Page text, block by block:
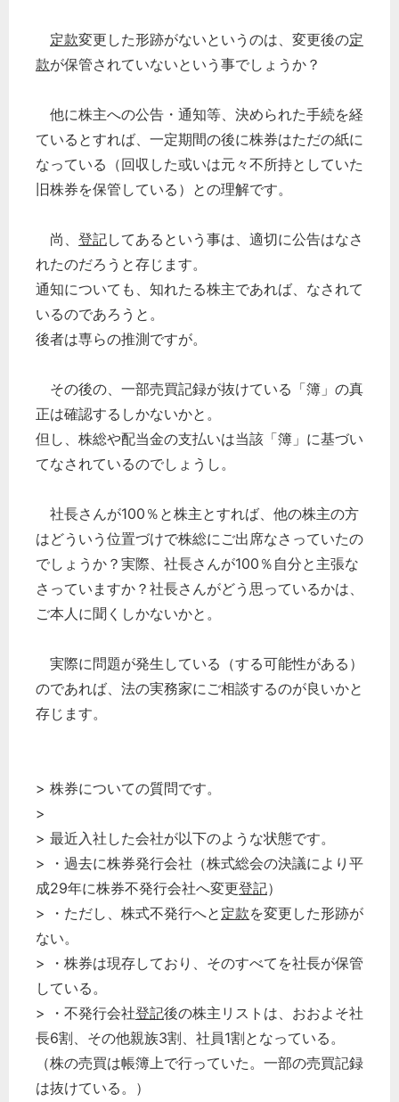
定款変更した形跡がないというのは、変更後の定
款が保管されていないという事でしょうか？
他に株主への公告・通知等、決められた手続を経
ているとすれば、一定期間の後に株券はただの紙に
なっている（回収した或いは元々不所持としていた
旧株券を保管している）との理解です。
尚、 登記してあるという事は、適切に公告はなさ
れたのだろうと存じます。
通知についても、知れたる株主であれば、なされて
いるのであろうと。
後者は専らの推測ですが。
その後の、一部売買記録が抜けている「簿」の真
正は確認するしかないかと。
但し、株総や配当金の支払いは当該「簿」に基づい
てなされているのでしょうし。
社長さんが100％と株主とすれば、他の株主の方
はどういう位置づけで株総にご出席なさっていたの
でしょうか？実際、社長さんが100％自分と主張な
さっていますか？社長さんがどう思っているかは、
ご本人に聞くしかないかと。
実際に問題が発生している（する可能性がある）
のであれば、法の実務家にご相談するのが良いかと
存じます。
> 株券についての質問です。
>
> 最近入社した会社が以下のような状態です。
> ・過去に株券発行会社（株式総会の決議により平
成29年に株券不発行会社へ変更登記）
> ・ただし、株式不発行へと 定款を変更した形跡が
ない。
> ・株券は現存しており、そのすべてを社長が保管
している。
> ・不発行会社登記後の株主リストは、おおよそ社
長6割、その他親族3割、社員1割となっている。
（株の売買は帳簿上で行っていた。一部の売買記録
は抜けている。）